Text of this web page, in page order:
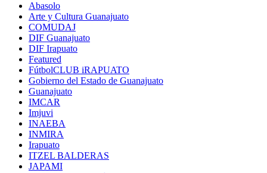
Abasolo
Arte y Cultura Guanajuato
COMUDAJ
DIF Guanajuato
DIF Irapuato
Featured
FútbolCLUB iRAPUATO
Gobierno del Estado de Guanajuato
Guanajuato
IMCAR
Imjuvi
INAEBA
INMIRA
Irapuato
ITZEL BALDERAS
JAPAMI